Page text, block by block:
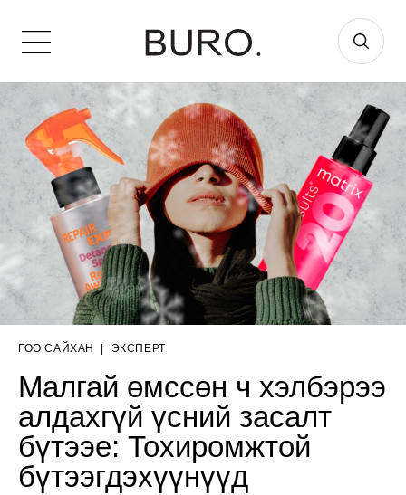
ГОО САЙХАН ЭКСПЕРТ
Малгай өмссөн ч хэлбэрээ
алдахгүй үсний засалт
бүтээе: Тохиромжтой
бүтээгдэхүүнүүд